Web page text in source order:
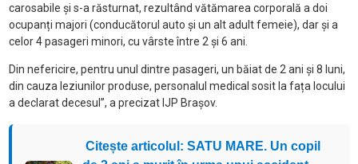
carosabile și s-a răsturnat, rezultând vătămarea corporală a doi
ocupanți majori (conducătorul auto și un alt adult femeie), dar și a
celor 4 pasageri minori, cu vârste între 2 și 6 ani.
Din nefericire, pentru unul dintre pasageri, un băiat de 2 ani și 8 luni,
din cauza leziunilor produse, personalul medical sosit la fața locului
a declarat decesul”, a precizat IJP Brașov.
Citește articolul: SATU MARE. Un copil